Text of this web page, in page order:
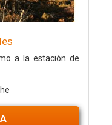
a la estación de